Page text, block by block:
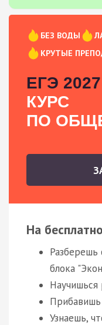
БЕЗ ВОДЫ
КРУТЫЕ
ЕГЭ
КУРС
ПО
На
блока
Узнаешь,